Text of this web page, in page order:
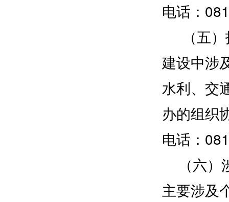
电话：
（五）
建设中涉
水利、交
办的组织
电话：
（六）
主要涉及